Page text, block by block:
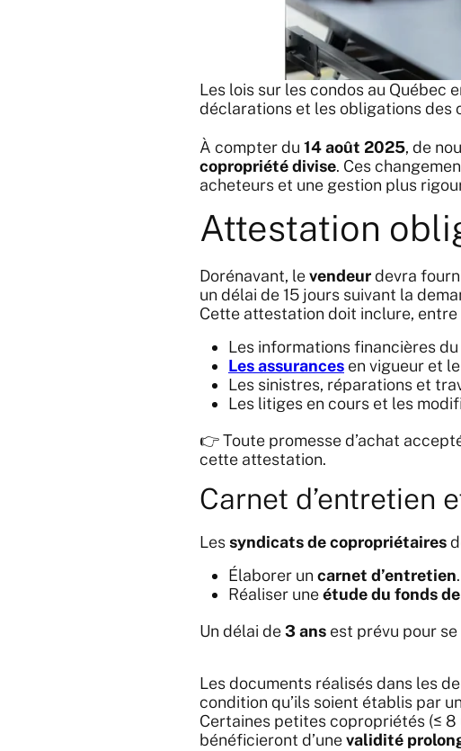
Les lois sur les condos au Québec
déclarations et les obligations des
À compter du 14 août 2025, de
copropriété divise. Ces
acheteurs et une gestion plus
Attestation
Dorénavant, levendeurdevra
un délai de 15 jours suivant la
Cette attestation doit inclure, entre
Les informations financières
Les assurances en vigueur et
Les sinistres, réparations et
Les litiges en cours et les
👉 Toute promesse d’achat
cette attestation.
Carnet d’entretien
Lessyndicats de copropriétaires
Élaborer un carnet d’entretien.
Réaliser uneétude du fonds
Un délai de3 ans est prévu pour
Les documents réalisés dans les
condition qu’ils soient établis par
Certaines petites copropriétés (≤ 8
bénéficieront d’unevalidité